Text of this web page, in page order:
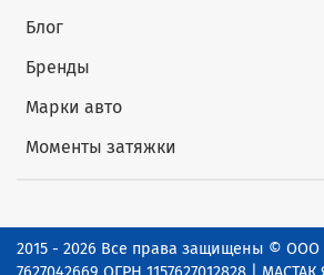
Блог
Бренды
Марки авто
Моменты затяжки
2015 - 2026 Все права защищены © ООО